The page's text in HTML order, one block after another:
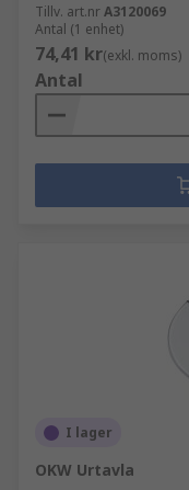
Tillv. art.nrA3120069
Antal (1 enhet)
74,41 kr(exkl. moms)
Antal
I lager
OKW Urtavla